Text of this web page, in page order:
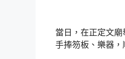
當日，在正定文
手捧笏板、樂器，